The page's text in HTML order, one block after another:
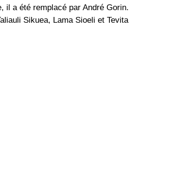
il a été remplacé par André Gorin.
Sikuea, Lama Sioeli et Tevita